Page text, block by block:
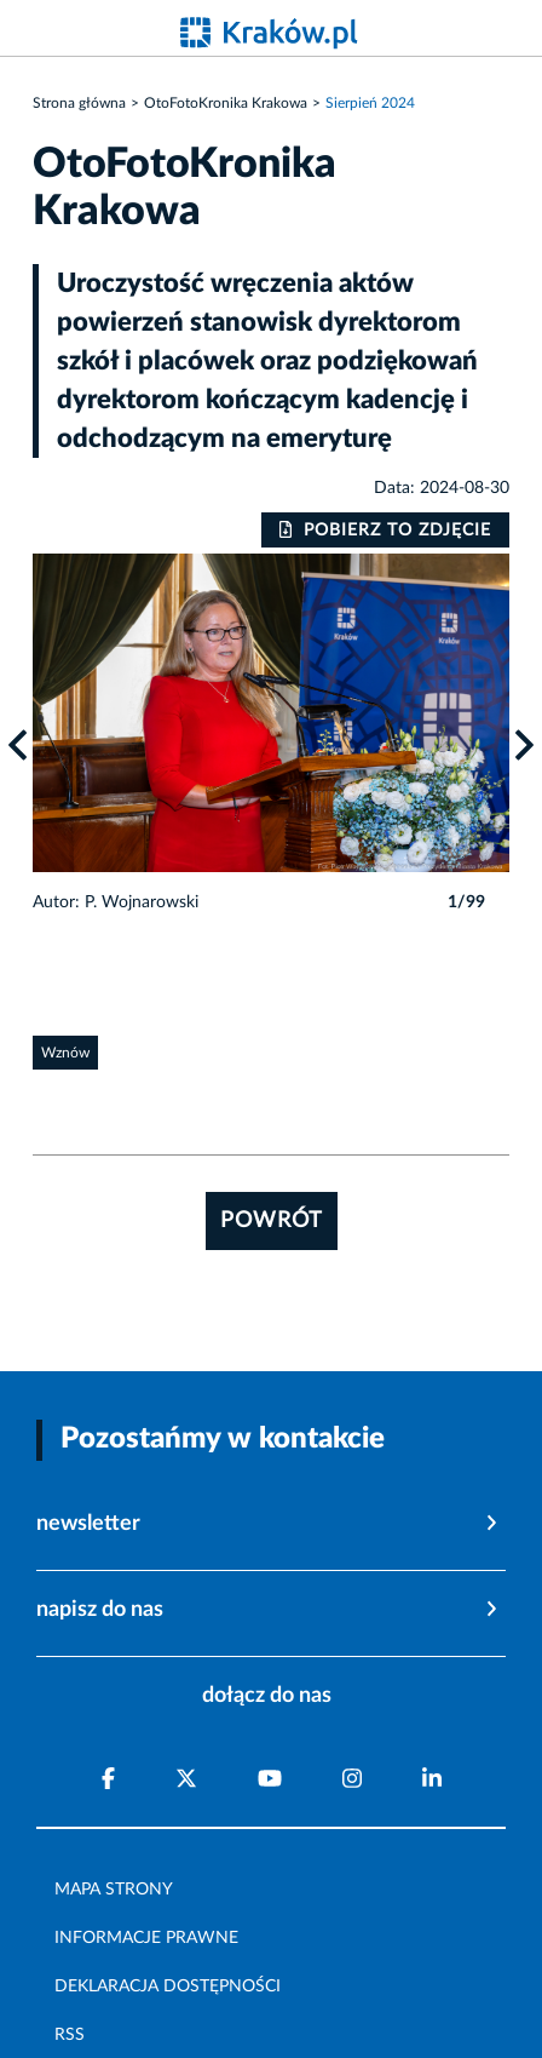
Strona główna OtoFotoKronika Krakowa Sierpień 2024
OtoFotoKronika
Krakowa
Uroczystość wręczenia aktów
powierzeń stanowisk dyrektorom
szkół i placówek oraz podziękowań
dyrektorom kończącym kadencję i
odchodzącym na emeryturę
Data: 2024-08-30
POBIERZ TO ZDJĘCIE
Autor: P. Wojnarowski 1/99
Wznów
POWRÓT
Pozostańmy w kontakcie
newsletter
napisz do nas
dołącz do nas
MAPA STRONY
INFORMACJE PRAWNE
DEKLARACJA DOSTĘPNOŚCI
RSS